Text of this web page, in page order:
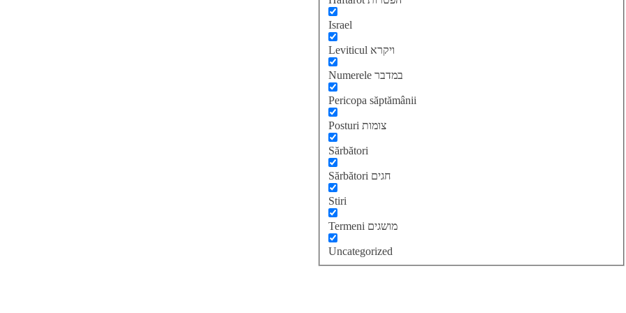
Israel
Leviticul ויקרא
Numerele במדבר
Pericopa săptămânii
Posturi צומות
Sărbători
Sărbători חגים
Stiri
Termeni מושגים
Uncategorized